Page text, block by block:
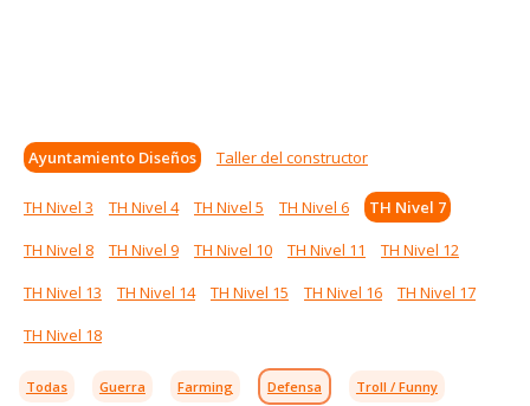
Ayuntamiento Diseños Taller del constructor
TH Nivel 3 TH Nivel 4 TH Nivel 5 TH Nivel 6
TH Nivel 7
TH Nivel 8
TH Nivel 9 TH Nivel 10 TH Nivel 11
TH Nivel 12
TH Nivel 13
TH Nivel 14 TH Nivel 15 TH Nivel 16
TH Nivel 17
TH Nivel 18
Todas Guerra Farming Defensa Troll / Funny